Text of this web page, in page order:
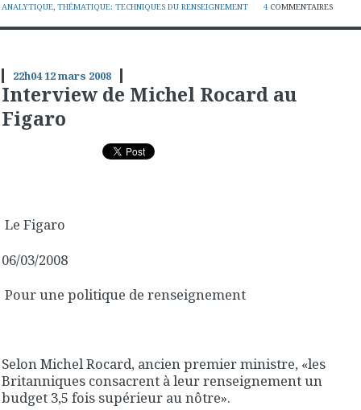
ANALYTIQUE, THÉMATIQUE: TECHNIQUES DU RENSEIGNEMENT 4 COMMENTAIRES
22h0412mars 2008
Interview de Michel Rocard au
Figaro
Le Figaro
06/03/2008
Pour une politique de renseignement
Selon Michel Rocard, ancien premier ministre, «les
Britanniques consacrent à leur renseignement un
budget 3,5 fois supérieur au nôtre».